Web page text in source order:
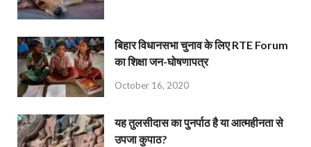
बिहार विधानसभा चुनाव के लिए RTE Forum
का शिक्षा जन-घोषणापत्र
October 16, 2020
यह तुलसीदास का पुनर्पाठ है या आत्महीनता से
उपजा कुपाठ?